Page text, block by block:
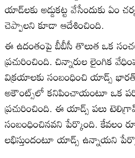
యాడ్‌లకు అడ్డుకట్ట వేసేందుకు ఏం
చెప్పాలని కూడా ఆదేశించింది.
ఈ ఉదంతంపై బీబీసీ తొలుత ఒక
ప్రచురించింది. చిన్నారుల లైంగిక
విక్రయాలకు సంబంధించి యాడ్స్‌
అకౌంట్స్‌లో కనిపించాయంటూ ఒక
ప్రచురించింది. ఈ యాడ్స్‌ పలు
సంబంధించినవని పేర్కొంది. కేవలం
లభిస్తుందంటూ యాడ్స్ ఉన్నాయని